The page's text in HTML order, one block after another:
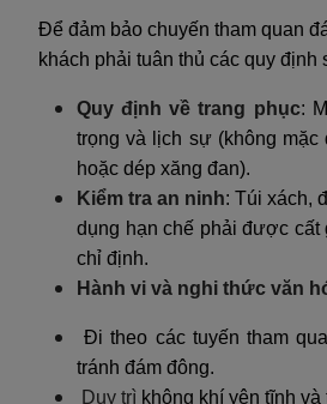
Để đảm bảo chuyến tham quan
khách phải tuân thủ các quy định
Quy định về trang phục:
trọng và lịch sự (không mặc
hoặc dép xăng đan).
Kiểm tra an ninh: Túi xách,
dụng hạn chế phải được
chỉ định.
Hành vi và nghi thức văn
Đi theo các tuyến tham
tránh đám đông.
Duy trì không khí yên tĩnh và